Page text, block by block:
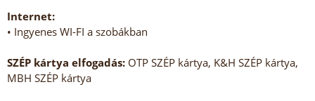
Internet:
• Ingyenes WI-FI a szobákban
SZÉP kártya elfogadás: OTP SZÉP kártya, K&H SZÉP kártya,
MBH SZÉP kártya